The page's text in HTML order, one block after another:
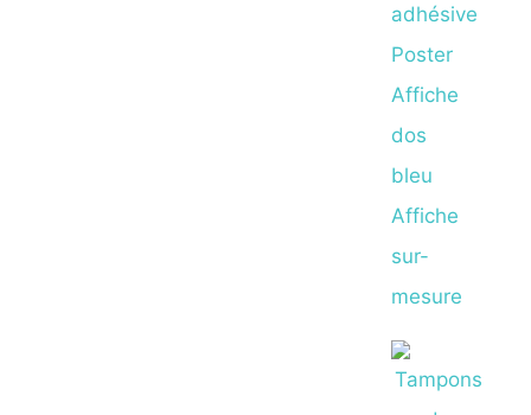
adhésive
Poster
Affiche
dos
bleu
Affiche
sur-
mesure